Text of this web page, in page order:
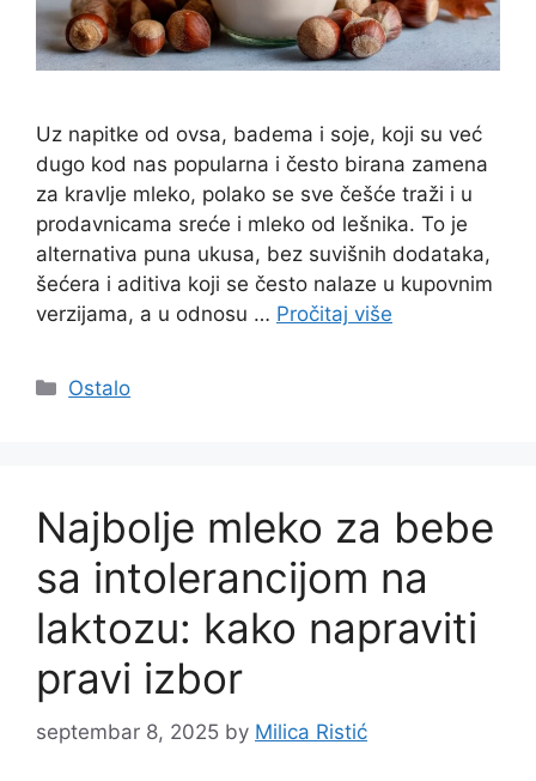
Uz napitke od ovsa, badema i soje, koji su već
dugo kod nas popularna i često birana zamena
za kravlje mleko, polako se sve češće traži i u
prodavnicama sreće i mleko od lešnika. To je
alternativa puna ukusa, bez suvišnih dodataka,
šećera i aditiva koji se često nalaze u kupovnim
verzijama, a u odnosu … Pročitaj više
Categories
Ostalo
Najbolje mleko za bebe
sa intolerancijom na
laktozu: kako napraviti
pravi izbor
septembar 8, 2025 by Milica Ristić